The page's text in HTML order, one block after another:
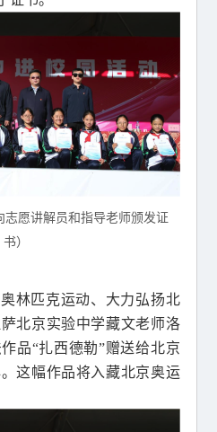
愿讲解员和指导老师颁发证
书）
林匹克运动、大力弘扬北
北京实验中学藏文老师洛
品“扎西德勒”赠送给北京
这幅作品将入藏北京奥运